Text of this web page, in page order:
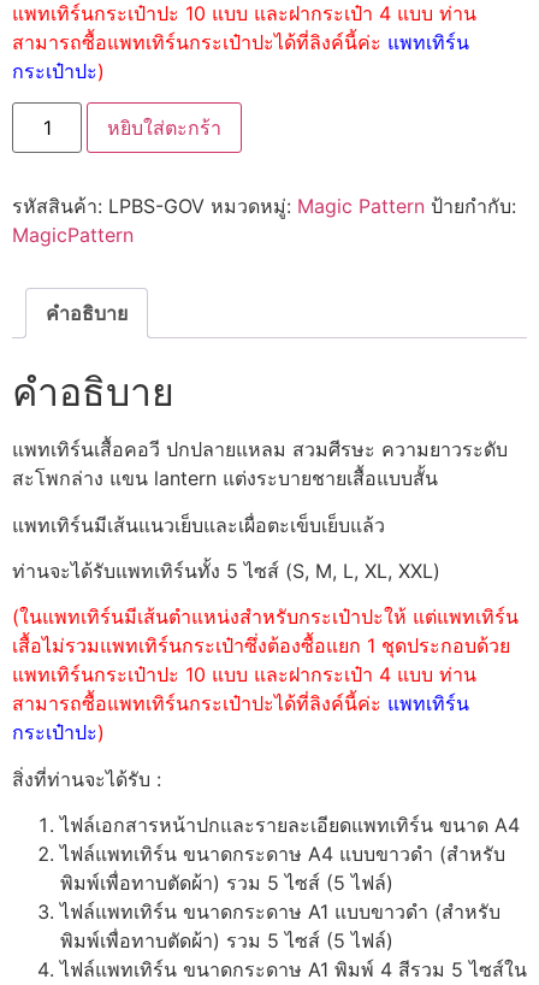
แพทเทิร์นกระเป๋าปะ 10 แบบ และฝากระเป๋า 4 แบบ ท่าน
สามารถซื้อแพทเทิร์นกระเป๋าปะได้ที่ลิงค์นี้ค่ะ แพทเทิร์น
กระเป๋าปะ)
หยิบใส่ตะกร้า
รหัสสินค้า: LPBS-GOV หมวดหมู่: Magic Pattern ป้ายกำกับ:
MagicPattern
คำอธิบาย
คำอธิบาย
แพทเทิร์นเสื้อคอวี ปกปลายแหลม สวมศีรษะ ความยาวระดับ
สะโพกล่าง แขน lantern แต่งระบายชายเสื้อแบบสั้น
แพทเทิร์นมีเส้นแนวเย็บและเผื่อตะเข็บเย็บแล้ว
ท่านจะได้รับแพทเทิร์นทั้ง 5 ไซส์ (S, M, L, XL, XXL)
(ในแพทเทิร์นมีเส้นตำแหน่งสำหรับกระเป๋าปะให้ แต่แพทเทิร์น
เสื้อไม่รวมแพทเทิร์นกระเป๋าซึ่งต้องซื้อแยก 1 ชุดประกอบด้วย
แพทเทิร์นกระเป๋าปะ 10 แบบ และฝากระเป๋า 4 แบบ ท่าน
สามารถซื้อแพทเทิร์นกระเป๋าปะได้ที่ลิงค์นี้ค่ะ แพทเทิร์น
กระเป๋าปะ)
สิ่งที่ท่านจะได้รับ :
ไฟล์เอกสารหน้าปกและรายละเอียดแพทเทิร์น ขนาด A4
ไฟล์แพทเทิร์น ขนาดกระดาษ A4 แบบขาวดำ (สำหรับ
พิมพ์เพื่อทาบตัดผ้า) รวม 5 ไซส์ (5 ไฟล์)
ไฟล์แพทเทิร์น ขนาดกระดาษ A1 แบบขาวดำ (สำหรับ
พิมพ์เพื่อทาบตัดผ้า) รวม 5 ไซส์ (5 ไฟล์)
ไฟล์แพทเทิร์น ขนาดกระดาษ A1 พิมพ์ 4 สีรวม 5 ไซส์ใน